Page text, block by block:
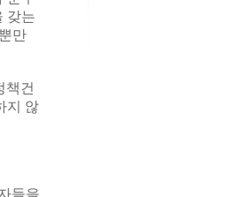
갖는
만
책건
지 않
들을